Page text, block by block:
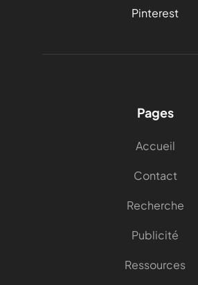
Pinterest
Pages
Accueil
Contact
Recherche
Publicité
Ressources